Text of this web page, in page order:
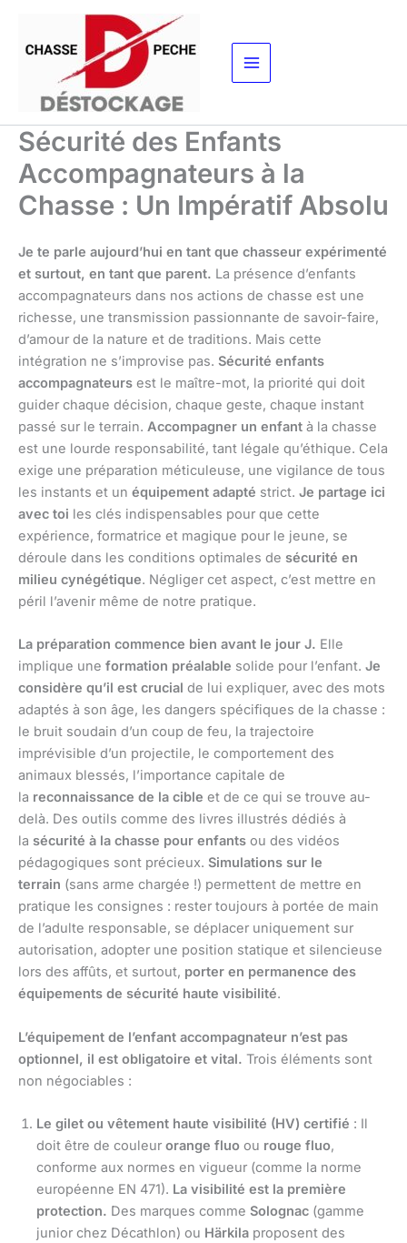
contenu
Sécurité des Enfants
Accompagnateurs à la
Chasse : Un Impératif Absolu
Je te parle aujourd’hui en tant que chasseur expérimenté
et surtout, en tant que parent. La présence d’enfants
accompagnateurs dans nos actions de chasse est une
richesse, une transmission passionnante de savoir-faire,
d’amour de la nature et de traditions. Mais cette
intégration ne s’improvise pas. Sécurité enfants
accompagnateurs est le maître-mot, la priorité qui doit
guider chaque décision, chaque geste, chaque instant
passé sur le terrain. Accompagner un enfant à la chasse
est une lourde responsabilité, tant légale qu’éthique. Cela
exige une préparation méticuleuse, une vigilance de tous
les instants et un équipement adapté strict. Je partage ici
avec toi les clés indispensables pour que cette
expérience, formatrice et magique pour le jeune, se
déroule dans les conditions optimales de sécurité en
milieu cynégétique. Négliger cet aspect, c’est mettre en
péril l’avenir même de notre pratique.
La préparation commence bien avant le jour J. Elle
implique une formation préalable solide pour l’enfant. Je
considère qu’il est crucial de lui expliquer, avec des mots
adaptés à son âge, les dangers spécifiques de la chasse :
le bruit soudain d’un coup de feu, la trajectoire
imprévisible d’un projectile, le comportement des
animaux blessés, l’importance capitale de
la reconnaissance de la cible et de ce qui se trouve au-
delà. Des outils comme des livres illustrés dédiés à
la sécurité à la chasse pour enfants ou des vidéos
pédagogiques sont précieux. Simulations sur le
terrain (sans arme chargée !) permettent de mettre en
pratique les consignes : rester toujours à portée de main
de l’adulte responsable, se déplacer uniquement sur
autorisation, adopter une position statique et silencieuse
lors des affûts, et surtout, porter en permanence des
équipements de sécurité haute visibilité.
L’équipement de l’enfant accompagnateur n’est pas
optionnel, il est obligatoire et vital. Trois éléments sont
non négociables :
Le gilet ou vêtement haute visibilité (HV) certifié : Il
doit être de couleur orange fluo ou rouge fluo,
conforme aux normes en vigueur (comme la norme
européenne EN 471). La visibilité est la première
protection. Des marques comme Solognac (gamme
junior chez Décathlon) ou Härkila proposent des